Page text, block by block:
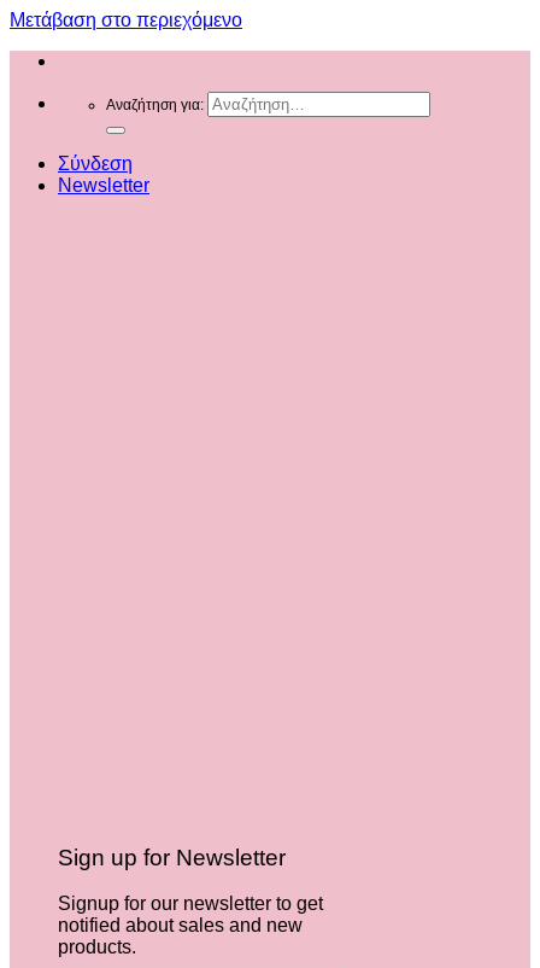
Μετάβαση στο περιεχόμενο
Αναζήτηση για:
Σύνδεση
Newsletter
Sign up for Newsletter
Signup for our newsletter to get
notified about sales and new
products.